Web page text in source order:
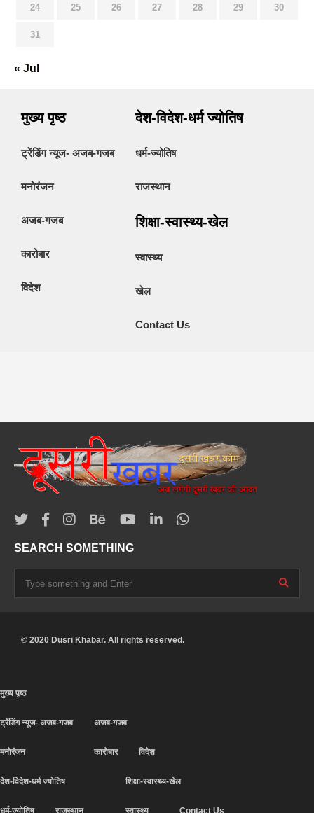
24 25 26 27 28 29 30
31
« Jul
मुख्य पृष्ठ
ट्रेंडिंग न्यूज- अजब-गजब
मनोरंजन
अजब-गजब
कारोबार
विदेश
देश-विदेश-धर्म ज्योतिष
धर्म-ज्योतिष
राजस्थान
शिक्षा-स्वास्थ्य-खेल
स्वास्थ्य
खेल
Contact Us
SEARCH SOMETHING
© 2020 Dusri Khabar. All rights reserved.
मुख्य पृष्ठ
ट्रेंडिंग न्यूज- अजब-गजब
मनोरंजन
अजब-गजब
कारोबार विदेश
देश-विदेश-धर्म ज्योतिष शिक्षा-स्वास्थ्य-खेल